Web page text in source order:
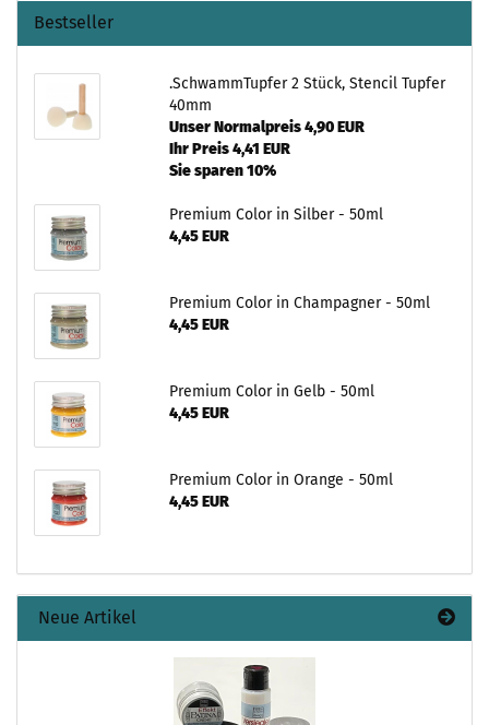
Bestseller
.SchwammTupfer 2 Stück, Stencil Tupfer
40mm
Unser Normalpreis 4,90 EUR
Ihr Preis 4,41 EUR
Sie sparen 10%
Premium Color in Silber - 50ml
4,45 EUR
Premium Color in Champagner - 50ml
4,45 EUR
Premium Color in Gelb - 50ml
4,45 EUR
Premium Color in Orange - 50ml
4,45 EUR
Neue Artikel